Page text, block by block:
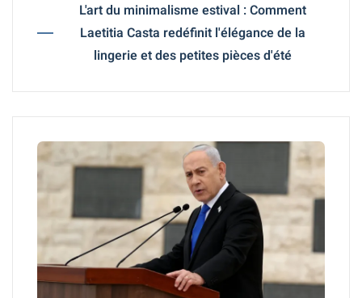
L'art du minimalisme estival : Comment
Laetitia Casta redéfinit l'élégance de la
lingerie et des petites pièces d'été